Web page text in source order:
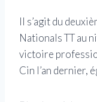
Il s’agit du
Nationals TT au
victoire
Cin l’an dernier,